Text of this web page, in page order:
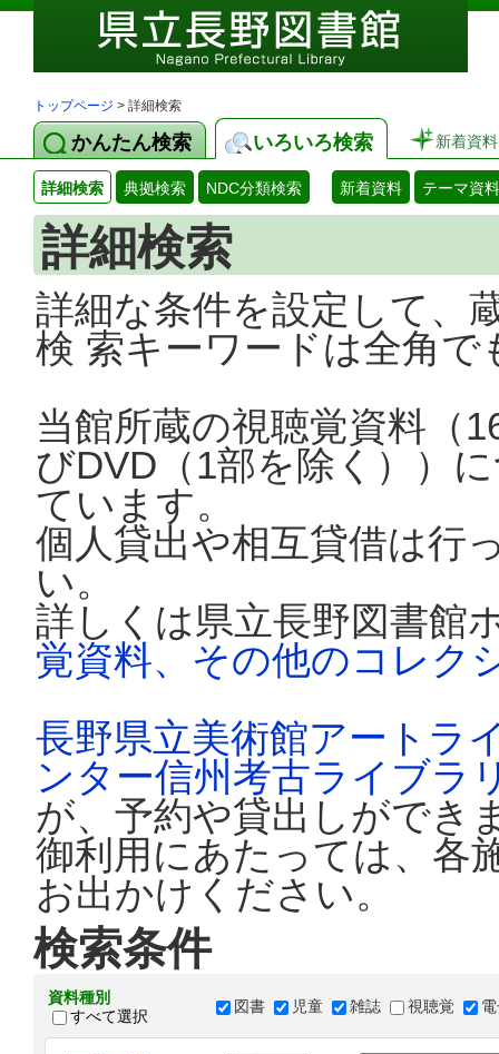
トップページ > 詳細検索
かんたん検索 いろいろ検索 新着資料
詳細検索 典拠検索 NDC分類検索 新着資料 テーマ資料
詳細検索
詳細な条件を設定して、
検 索キーワードは全角
当館所蔵の視聴覚資料（
びDVD（1部を除く））
ています。
個人貸出や相互貸借は行
い。
詳しくは県立長野図書館
覚資料、その他のコレク
長野県立美術館アートラ
ンター信州考古ライブラ
が、予約や貸出しができ
御利用にあたっては、各
お出かけください。
検索条件
資料種別
すべて選択
図書 児童 雑誌 視聴覚